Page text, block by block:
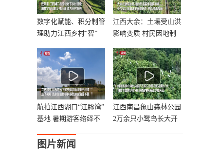
数字化赋能、积分制管
理助力江西乡村“智”
江西大余：土壤受山洪
影响变质 村民因地制
航拍江西湖口“江豚湾”
基地 暑期游客络绎不
江西南昌象山森林公园
2万余只小鹭鸟长大开
图片新闻